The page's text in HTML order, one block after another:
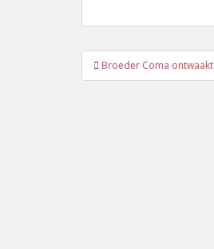
Bericht
navigatie
Broeder Coma ontwaakt